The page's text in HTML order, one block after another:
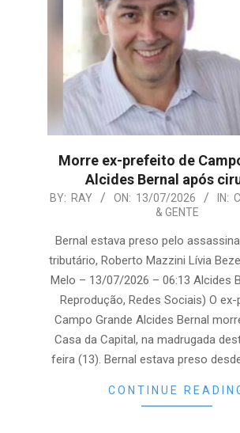
Morre ex-prefeito de
Alcides Bernal após
2026-
13
BY: RAY ON: 13/07/2026 IN:
& GENTE
Bernal estava preso pelo
tributário, Roberto Mazzini Lívia
Melo – 13/07/2026 – 06:13 Alcides
Reprodução, Redes Sociais) O
Campo Grande Alcides Bernal
Casa da Capital, na madrugada
feira (13). Bernal estava preso
CONTINUE